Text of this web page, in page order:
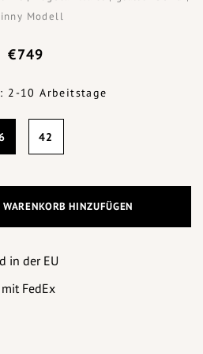
Modell
€749
2-10 Arbeitstage
42
HINZUFÜGEN
in der EU
FedEx